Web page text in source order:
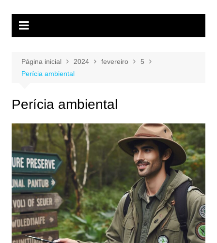
Página inicial 2024 fevereiro
5
Perícia ambiental
Perícia ambiental